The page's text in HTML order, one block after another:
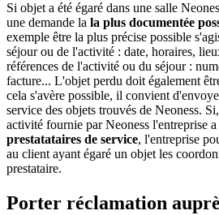
Si objet a été égaré dans une salle
une demande la la plus documentée
exemple être la plus précise possible
séjour ou de l'activité : date, horaires,
références de l'activité ou du séjour :
facture... L'objet perdu doit également
cela s'avère possible, il convient
service des objets trouvés de Neoness.
activité fournie par Neoness l'entreprise
prestatataires de service, l'entreprise
au client ayant égaré un objet les
prestataire.
Porter réclamation